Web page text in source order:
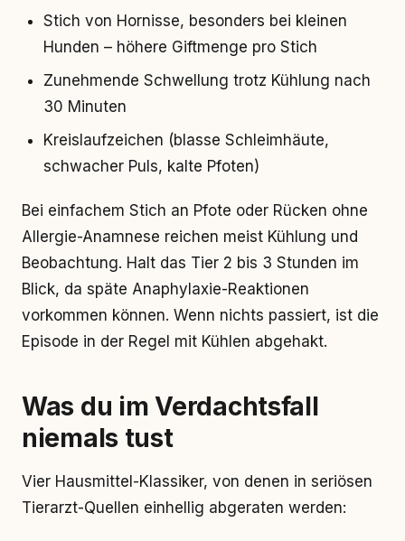
Stich von Hornisse, besonders bei kleinen
Hunden – höhere Giftmenge pro Stich
Zunehmende Schwellung trotz Kühlung nach
30 Minuten
Kreislaufzeichen (blasse Schleimhäute,
schwacher Puls, kalte Pfoten)
Bei einfachem Stich an Pfote oder Rücken ohne
Allergie-Anamnese reichen meist Kühlung und
Beobachtung. Halt das Tier 2 bis 3 Stunden im
Blick, da späte Anaphylaxie-Reaktionen
vorkommen können. Wenn nichts passiert, ist die
Episode in der Regel mit Kühlen abgehakt.
Was du im Verdachtsfall
niemals tust
Vier Hausmittel-Klassiker, von denen in seriösen
Tierarzt-Quellen einhellig abgeraten werden: